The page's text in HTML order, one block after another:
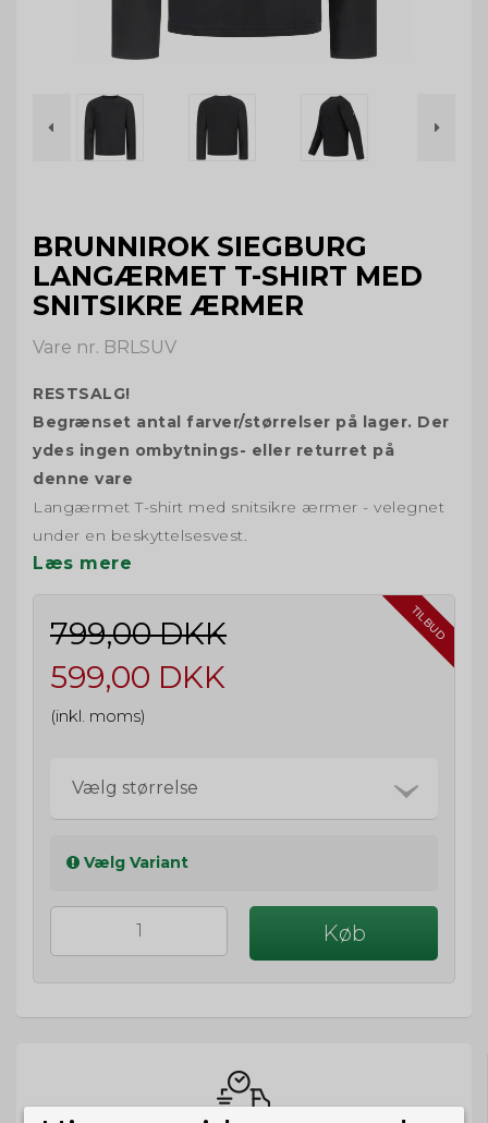
BRUNNIROK SIEGBURG
LANGÆRMET T-SHIRT MED
SNITSIKRE ÆRMER
Vare nr. BRLSUV
RESTSALG!
Begrænset antal farver/størrelser på lager. Der
ydes ingen ombytnings- eller returret på
denne vare
Langærmet T-shirt med snitsikre ærmer - velegnet
under en beskyttelsesvest.
Læs mere
TILBUD
799,00 DKK
599,00 DKK
(inkl. moms)
Vælg størrelse
Vælg Variant
Køb